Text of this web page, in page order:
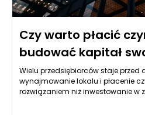
Czy warto płacić
budować kapitał
Wielu przedsiębiorców staje przed
wynajmowanie lokalu i płacenie
rozwiązaniem niż inwestowanie w